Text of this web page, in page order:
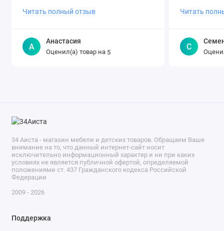
Читать полный отзыв
А
Анастасия
Оценил(а) товар на 5
Читать
С
34 Аиста - магазин мебели и детских товаров. Обращаем Ваше
внимание на то, что данный интернет-сайт носит
исключительно информационный характер и ни при каких
условиях не является публичной офертой, определяемой
положениями ст. 437 Гражданского кодекса Российской
Федерации
2009 - 2026
Поддержка